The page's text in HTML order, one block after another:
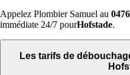
Appelez Plombier Samuel au
immédiate 24/7 pourHofstade.
Les tarifs de